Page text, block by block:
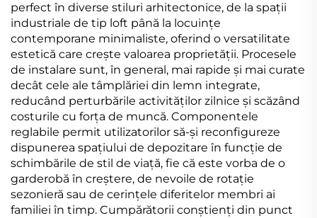
perfect în diverse stiluri arhitectonice, de la spații
industriale de tip loft până la locuințe
contemporane minimaliste, oferind o versatilitate
estetică care crește valoarea proprietății. Procesele
de instalare sunt, în general, mai rapide și mai curate
decât cele ale tâmplăriei din lemn integrate,
reducând perturbările activităților zilnice și scăzând
costurile cu forța de muncă. Componentele
reglabile permit utilizatorilor să-și reconfigureze
dispunerea spațiului de depozitare în funcție de
schimbările de stil de viață, fie că este vorba de o
garderobă în creștere, de nevoile de rotație
sezonieră sau de cerințele diferitelor membri ai
familiei în timp. Cumpărătorii conștienți din punct